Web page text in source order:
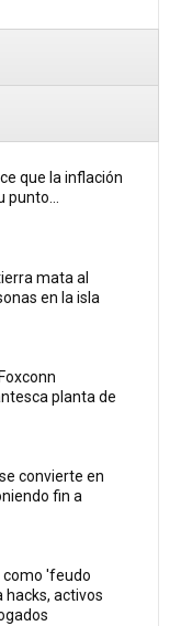
que la inflación
punto...
mata al
en la isla
planta de
convierte en
fin a
como 'feudo
activos